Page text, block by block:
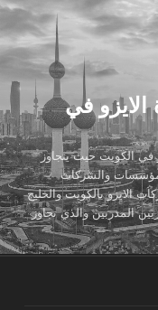
في
في الكويت حيث يتجاوز
والشركات
الايزو بالكويت والخليج
المدربين والذي تجاوز